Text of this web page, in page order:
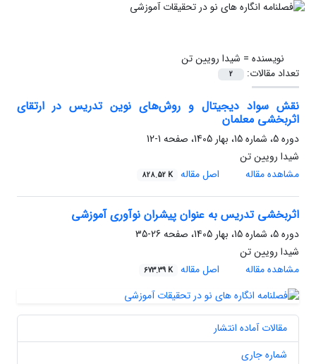
نویسنده = شیدا رویین تن
تعداد مقالات:
2
نقش سواد دیجیتال و روش‌های نوین تدریس در ارتقای
اثربخشی معلمان
دوره 5، شماره 15، بهار 1405، صفحه
1-12
شیدا رویین تن
مشاهده مقاله
اصل مقاله 828.52 K
اثربخشی تدریس به عنوان پیشران نوآوری آموزشی
دوره 5، شماره 15، بهار 1405، صفحه
26-35
شیدا رویین تن
مشاهده مقاله
اصل مقاله 673.39 K
مقالات آماده انتشار
شماره جاری